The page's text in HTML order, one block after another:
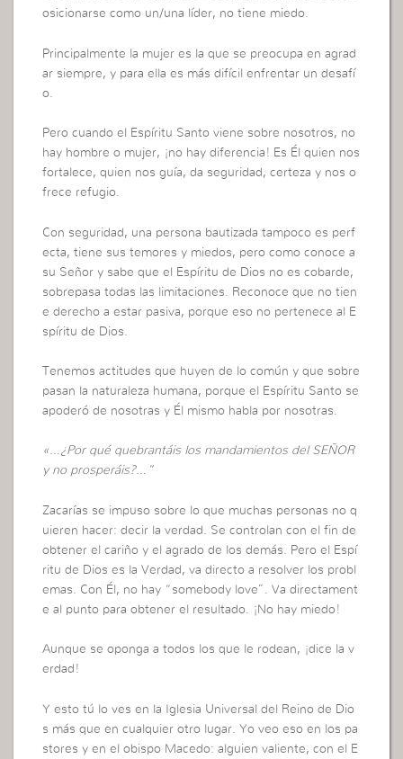
osicionarse como un/una líder, no tiene miedo.
Principalmente la mujer es la que se preocupa en agrad
ar siempre, y para ella es más difícil enfrentar un desafí
o.
Pero cuando el Espíritu Santo viene sobre nosotros, no
hay hombre o mujer, ¡no hay diferencia! Es Él quien nos
fortalece, quien nos guía, da seguridad, certeza y nos o
frece refugio.
Con seguridad, una persona bautizada tampoco es perf
ecta, tiene sus temores y miedos, pero como conoce a
su Señor y sabe que el Espíritu de Dios no es cobarde,
sobrepasa todas las limitaciones. Reconoce que no tien
e derecho a estar pasiva, porque eso no pertenece al E
spíritu de Dios.
Tenemos actitudes que huyen de lo común y que sobre
pasan la naturaleza humana, porque el Espíritu Santo se
apoderó de nosotras y Él mismo habla por nosotras.
«…¿Por qué quebrantáis los mandamientos del SEÑOR
y no prosperáis?…”
Zacarías se impuso sobre lo que muchas personas no q
uieren hacer: decir la verdad. Se controlan con el fin de
obtener el cariño y el agrado de los demás. Pero el Espí
ritu de Dios es la Verdad, va directo a resolver los probl
emas. Con Él, no hay “somebody love”. Va directament
e al punto para obtener el resultado. ¡No hay miedo!
Aunque se oponga a todos los que le rodean, ¡dice la v
erdad!
Y esto tú lo ves en la Iglesia Universal del Reino de Dio
s más que en cualquier otro lugar. Yo veo eso en los pa
stores y en el obispo Macedo: alguien valiente, con el E